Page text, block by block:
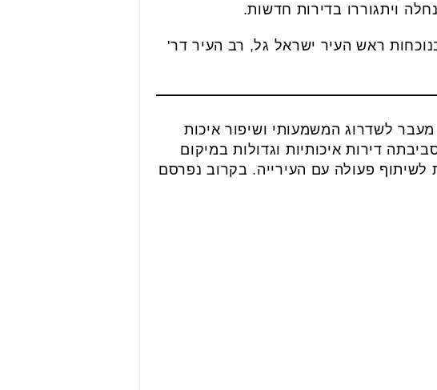
ויתגוררו בדירות חדשות.
ראש העיר ישראל גל, רב העיר דר'
לשדרוג המשמעותי ושיפור איכות
דירות איכותיות וגדולות במיקום
הודות לשיתוף פעולה עם העירייה. בקרוב נפרסם